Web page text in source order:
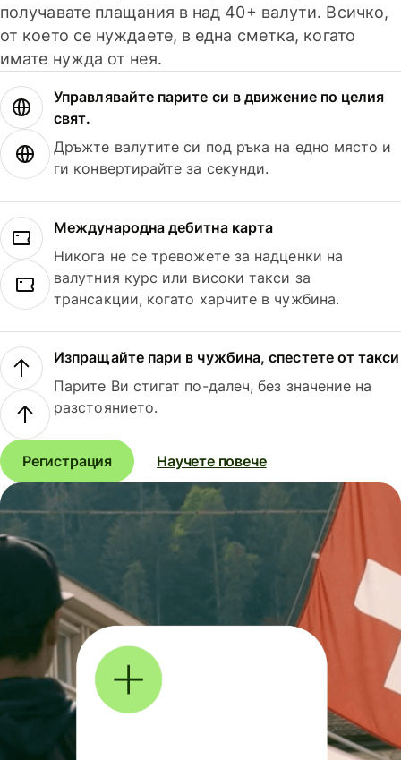
получавате плащания в над 40+ валути. Всичко,
от което се нуждаете, в една сметка, когато
имате нужда от нея.
Управлявайте парите си в движение по целия
свят.
Дръжте валутите си под ръка на едно място и
ги конвертирайте за секунди.
Международна дебитна карта
Никога не се тревожете за надценки на
валутния курс или високи такси за
трансакции, когато харчите в чужбина.
Изпращайте пари в чужбина, спестете от такси
Парите Ви стигат по-далеч, без значение на
разстоянието.
Регистрация Научете повече